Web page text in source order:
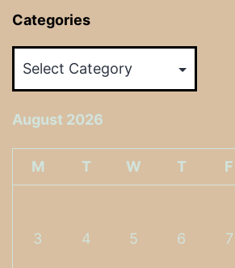
Categories
August 2026
M T W T F
3 4 5 6 7